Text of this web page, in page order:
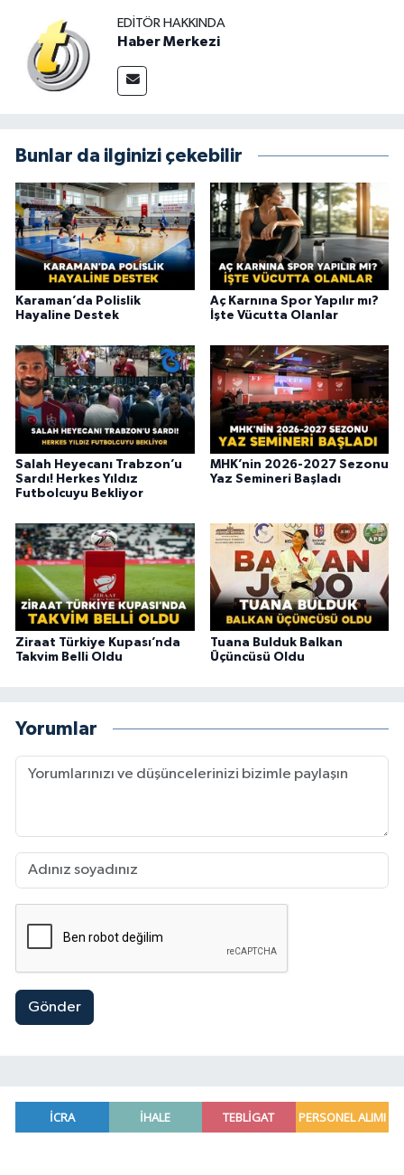
EDITÖR HAKKINDA
Haber Merkezi
Bunlar da ilginizi çekebilir
Karaman’da Polislik
Hayaline Destek
Aç Karnına Spor Yapılır mı?
İşte Vücutta Olanlar
Salah Heyecanı Trabzon’u
Sardı! Herkes Yıldız
Futbolcuyu Bekliyor
MHK’nin 2026-2027 Sezonu
Yaz Semineri Başladı
Ziraat Türkiye Kupası’nda
Takvim Belli Oldu
Tuana Bulduk Balkan
Üçüncüsü Oldu
Yorumlar
Gönder